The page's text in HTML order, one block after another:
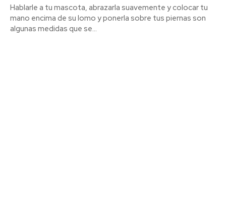
Hablarle a tu mascota, abrazarla suavemente y colocar tu
mano encima de su lomo y ponerla sobre tus piernas son
algunas medidas que se...